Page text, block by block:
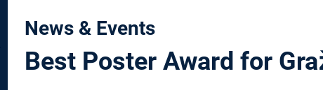
News & Events
Best Poster Award for